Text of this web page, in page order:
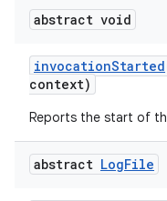
abstract void
invocationStarted
context)
Reports the start of
abstract LogFile